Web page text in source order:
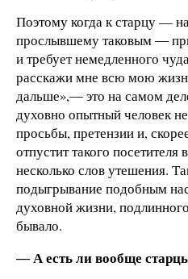
Поэтому когда к старцу —
прослывшему таковым ―
и требует немедленного
расскажи мне всю мою
дальше»,― это на самом
духовно опытный человек
просьбы, претензии и,
отпустит такого посетителя
несколько слов утешения.
подыгрывание подобным
духовной жизни,
бывало.
― А есть ли вообще